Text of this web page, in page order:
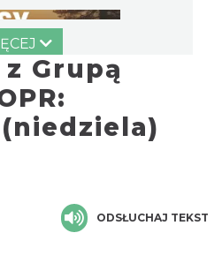
Grupą
ODSŁUCHAJ TEKST